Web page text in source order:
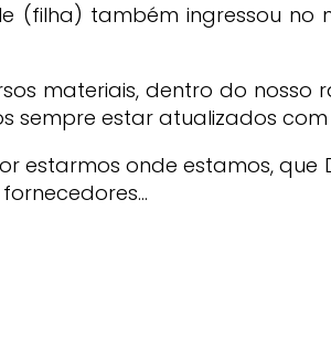
(filha) também ingressou
materiais, dentro do
sempre estar atualizados
estarmos onde estamos,